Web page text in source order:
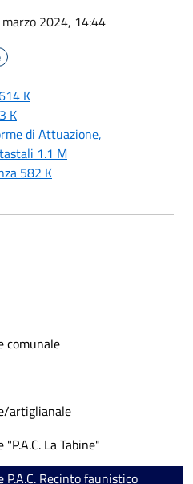
marzo 2024, 14:44
K
K
di Attuazione,
1.1 M
582 K
comunale
artiglianale
La Tabine"
Recinto faunistico